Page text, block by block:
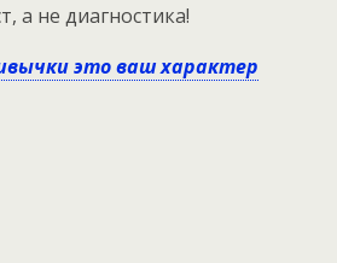
а не диагностика!
это ваш характер